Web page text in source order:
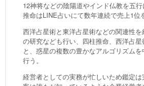
12神将などの陰陽道やインド仏教を五
推命はLINE占いにて数年連続で売上1位
西洋占星術と東洋占星術などの関連性
の研究なども行い、四柱推命、西洋占
と、惑星の複数の豊かなアルゴリズム
行う。
経営者としての実務が忙しいため鑑定